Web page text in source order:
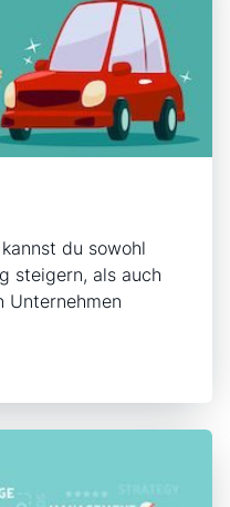
du sowohl
steigern, als auch
Unternehmen